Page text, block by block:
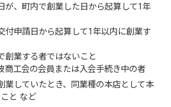
が、町内で創業した日から起算して1年
付申請日から起算して1年以内に創業す
創業する者ではないこと
商工会の会員または入会手続き中の者
業していたとき、同業種の本店として本
と など